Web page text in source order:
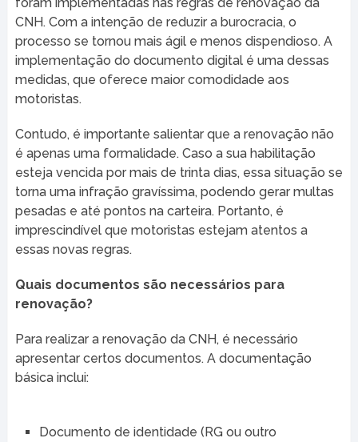
CNH. Com a intenção de reduzir a burocracia, o
processo se tornou mais ágil e menos dispendioso. A
implementação do documento digital é uma dessas
medidas, que oferece maior comodidade aos
motoristas.
Contudo, é importante salientar que a renovação não
é apenas uma formalidade. Caso a sua habilitação
esteja vencida por mais de trinta dias, essa situação se
torna uma infração gravíssima, podendo gerar multas
pesadas e até pontos na carteira. Portanto, é
imprescindível que motoristas estejam atentos a
essas novas regras.
Quais documentos são necessários para
renovação?
Para realizar a renovação da CNH, é necessário
apresentar certos documentos. A documentação
básica inclui:
Documento de identidade (RG ou outro